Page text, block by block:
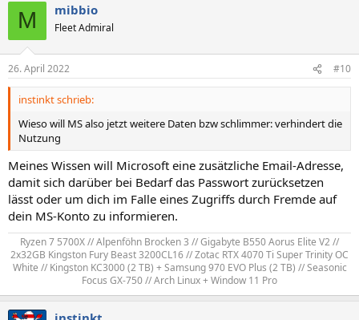
M mibbio
Fleet Admiral
26. April 2022 #10
instinkt schrieb:
Wieso will MS also jetzt weitere Daten bzw schlimmer: verhindert die
Nutzung
Meines Wissen will Microsoft eine zusätzliche Email-Adresse,
damit sich darüber bei Bedarf das Passwort zurücksetzen
lässt oder um dich im Falle eines Zugriffs durch Fremde auf
dein MS-Konto zu informieren.
Ryzen 7 5700X // Alpenföhn Brocken 3 // Gigabyte B550 Aorus Elite V2 //
2x32GB Kingston Fury Beast 3200CL16 // Zotac RTX 4070 Ti Super Trinity OC
White // Kingston KC3000 (2 TB) + Samsung 970 EVO Plus (2 TB) // Seasonic
Focus GX-750 // Arch Linux + Window 11 Pro​